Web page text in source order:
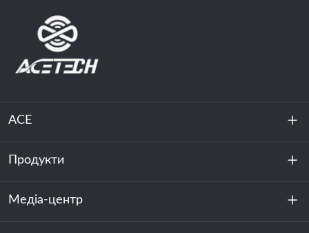
ACE
Про нас
Стійкість
Продукти
Зберігання енергії
Медіа-центр